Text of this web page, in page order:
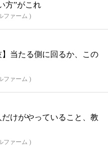
方”がこれ
ファーム )
】当たる側に回るか、この
ファーム )
けがやっていること、教
ファーム )